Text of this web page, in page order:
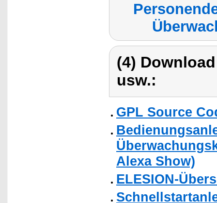
(4)
usw.:
GPL Source
Alexa Show)
ELESION-